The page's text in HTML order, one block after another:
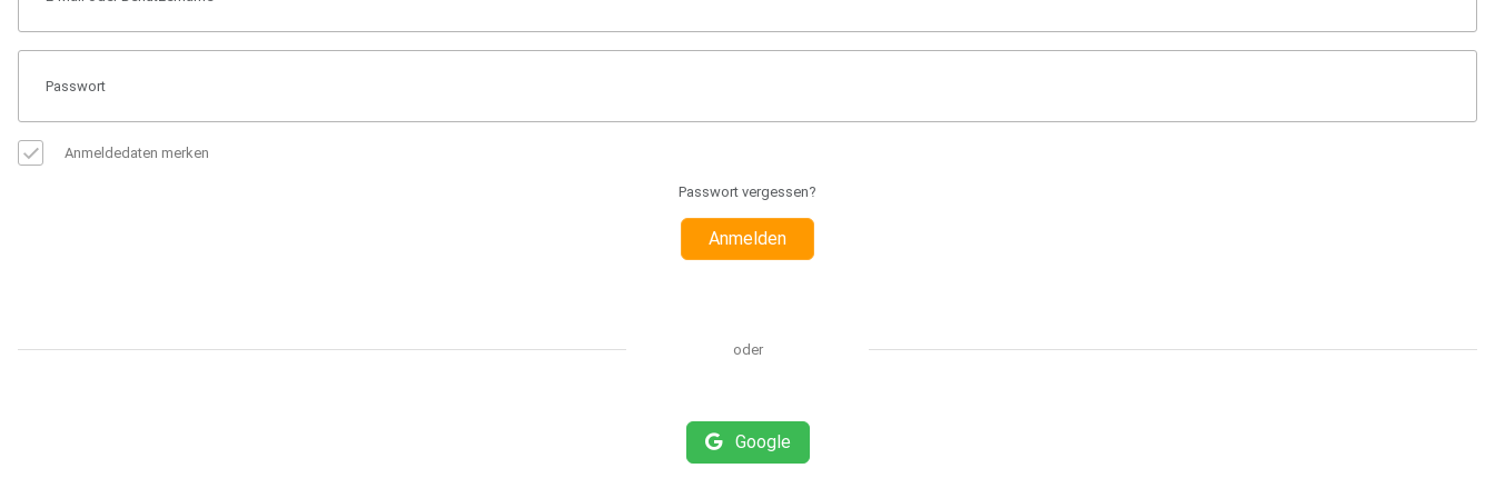
Anmeldedaten merken
Passwort vergessen?
Anmelden
oder
Google